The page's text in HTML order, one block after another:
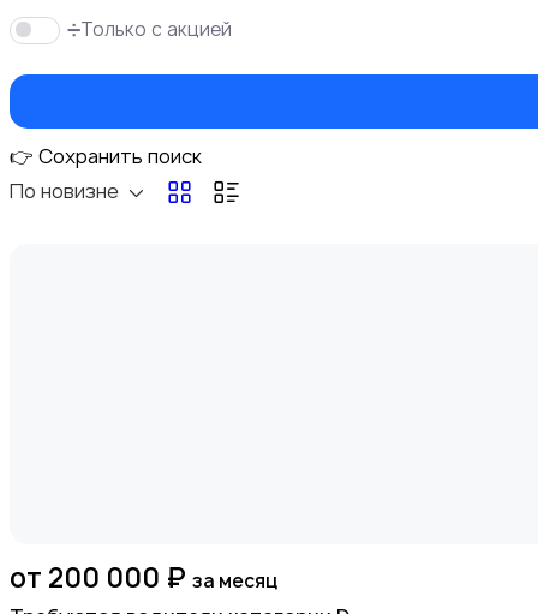
Вакансии1
➗Только с акцией
👉 Сохранить поиск
По новизне
от 200 000 ₽ за месяц